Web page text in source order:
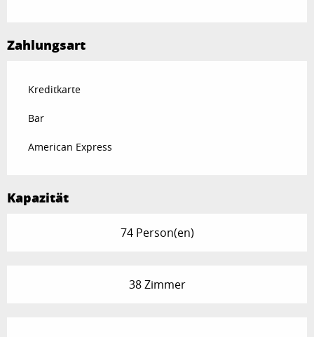
Zahlungsart
Kreditkarte
Bar
American Express
Kapazität
74 Person(en)
38 Zimmer